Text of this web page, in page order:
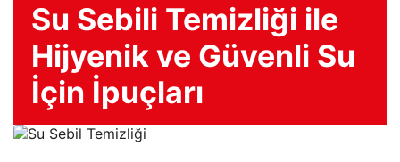
Su Sebili Temizliği ile
Hijyenik ve Güvenli Su
İçin İpuçları